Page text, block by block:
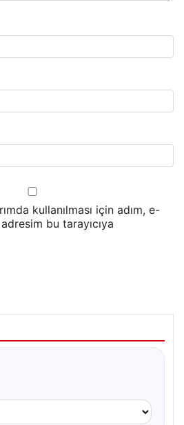
kullanılması için adım, e-
bu tarayıcıya